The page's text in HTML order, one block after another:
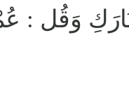
وَقُل :